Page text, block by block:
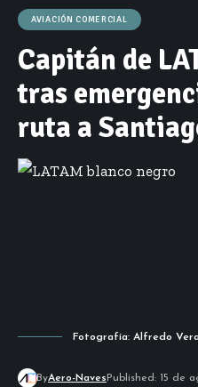
AVIACIÓN COMERCIAL
Capitán de
tras
ruta a
Fotografía: Alfredo Vera
ByAero-Naves Published: 15 de